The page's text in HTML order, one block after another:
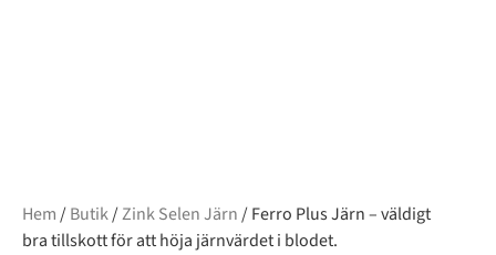
Hem/Butik/Zink Selen Järn/ Ferro Plus Järn – väldigt
bra tillskott för att höja järnvärdet i blodet.